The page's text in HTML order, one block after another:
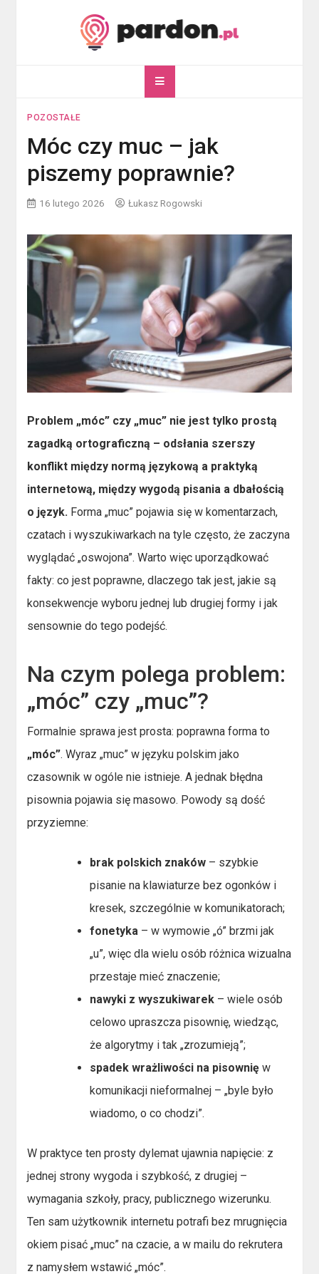
pardon.pl
POZOSTAŁE
Móc czy muc – jak
piszemy poprawnie?
16 lutego 2026 Łukasz Rogowski
Problem „móc” czy „muc” nie jest tylko prostą
zagadką ortograficzną – odsłania szerszy
konflikt między normą językową a praktyką
internetową, między wygodą pisania a dbałością
o język. Forma „muc” pojawia się w komentarzach,
czatach i wyszukiwarkach na tyle często, że zaczyna
wyglądać „oswojona”. Warto więc uporządkować
fakty: co jest poprawne, dlaczego tak jest, jakie są
konsekwencje wyboru jednej lub drugiej formy i jak
sensownie do tego podejść.
Na czym polega problem:
„móc” czy „muc”?
Formalnie sprawa jest prosta: poprawna forma to
„móc”. Wyraz „muc” w języku polskim jako
czasownik w ogóle nie istnieje. A jednak błędna
pisownia pojawia się masowo. Powody są dość
przyziemne:
brak polskich znaków – szybkie
pisanie na klawiaturze bez ogonków i
kresek, szczególnie w komunikatorach;
fonetyka – w wymowie „ó” brzmi jak
„u”, więc dla wielu osób różnica wizualna
przestaje mieć znaczenie;
nawyki z wyszukiwarek – wiele osób
celowo upraszcza pisownię, wiedząc,
że algorytmy i tak „zrozumieją”;
spadek wrażliwości na pisownię w
komunikacji nieformalnej – „byle było
wiadomo, o co chodzi”.
W praktyce ten prosty dylemat ujawnia napięcie: z
jednej strony wygoda i szybkość, z drugiej –
wymagania szkoły, pracy, publicznego wizerunku.
Ten sam użytkownik internetu potrafi bez mrugnięcia
okiem pisać „muc” na czacie, a w mailu do rekrutera
z namysłem wstawić „móc”.